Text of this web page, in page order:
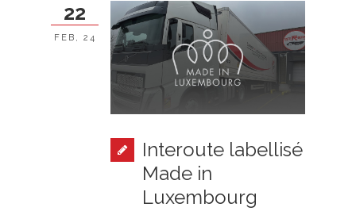
Interoute labellisé
Made in
Luxembourg
22
FEB, 24